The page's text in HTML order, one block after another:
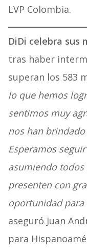
LVP Colombia.
DiDi celebra sus
tras haber
superan los 583
lo que hemos
sentimos muy
nos han
Esperamos
asumiendo todos
presenten con
oportunidad para
aseguró Juan
para